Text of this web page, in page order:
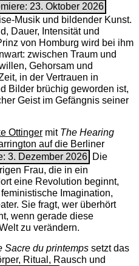
23. Oktober 2026
Musik und bildender Kunst.
Dauer, Intensität und
von Homburg wird bei ihm
zwischen Traum und
Gehorsam und
in der Vertrauen in
Bilder brüchig geworden ist,
Geist im Gefängnis seiner
Ottingermit The ­Hearing
auf die Berliner
3. Dezember 2026 Die
Frau, die in ein
eine Revolution beginnt,
Imagination,
Sie fragt, wer überhört
wenn gerade diese
zu verändern.
Sacre du printempssetzt das
Ritual, Rausch und